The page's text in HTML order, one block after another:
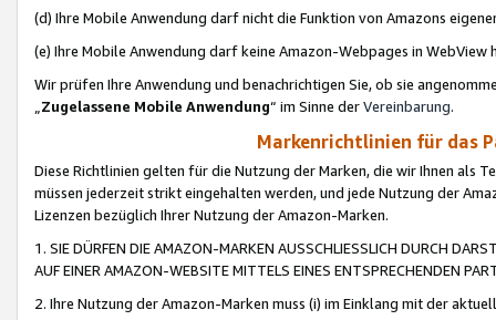
(d) Ihre Mobile Anwendung darf nicht die Funktion von Amazons
(e) Ihre Mobile Anwendung darf keine Amazon-Webpages in WebView
Wir prüfen Ihre Anwendung und benachrichtigen Sie, ob sie
„Zugelassene Mobile Anwendung“ im Sinne derVereinbarung.
Markenrichtlinien für das
Diese Richtlinien gelten für die Nutzung der Marken, die wir Ihnen als
müssen jederzeit strikt eingehalten werden, und jede Nutzung der
Lizenzen bezüglich Ihrer Nutzung der Amazon-Marken.
1. SIE DÜRFEN DIE AMAZON-MARKEN AUSSCHLIESSLICH DURCH
AUF EINER AMAZON-WEBSITE MITTELS EINES ENTSPRECHENDEN
2. Ihre Nutzung der Amazon-Marken muss (i) im Einklang mit der